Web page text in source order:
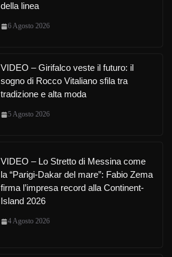
della linea
6 Agosto 2026
VIDEO – Girifalco veste il futuro: il
sogno di Rocco Vitaliano sfila tra
tradizione e alta moda
5 Agosto 2026
VIDEO – Lo Stretto di Messina come
la “Parigi-Dakar del mare”: Fabio Zema
firma l’impresa record alla Continent-
Island 2026
4 Agosto 2026